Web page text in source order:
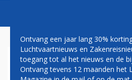
POSITIEVE
Ontvang een jaar lang 30%
Luchtvaartnieuws en
toegang tot al het nieuws en de
Ontvang tevens 12 maanden het